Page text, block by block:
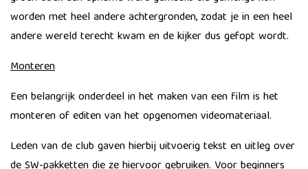
worden met heel andere achtergronden, zodat je in een heel
andere wereld terecht kwam en de kijker dus gefopt wordt.
Monteren
Een belangrijk onderdeel in het maken van een film is het
monteren of editen van het opgenomen videomateriaal.
Leden van de club gaven hierbij uitvoerig tekst en uitleg over